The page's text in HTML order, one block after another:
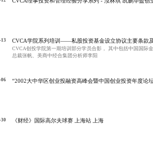
13 CVCA学院系列培训——私股投资基金设立协议主要条款
CVCA创投学院第一期培训部分学员合影， 其中包括中国国际
总裁张帆、美商中经合集团分析师李阳
06
“2002大中华区创业投融资高峰会暨中国创业投资年度论
30 《财经》国际高尔夫球赛 上海站 上海